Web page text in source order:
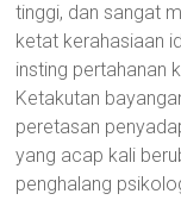
tinggi, dan sangat
ketat kerahasiaan
insting pertahanan
Ketakutan
peretasan
yang acap kali
penghalang